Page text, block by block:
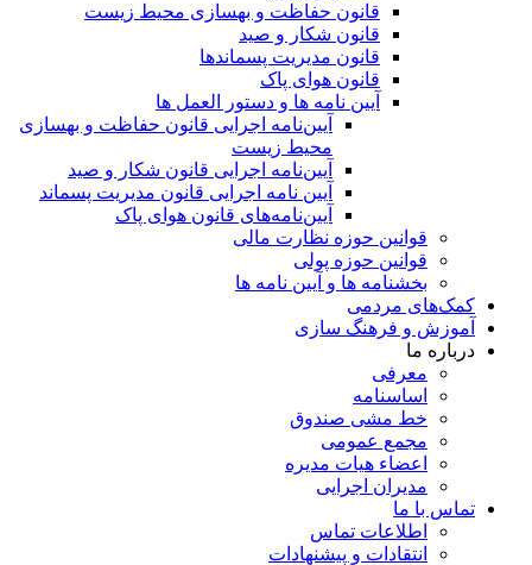
قانون حفاظت و بهسازی محیط زیست
قانون شکار و صید
قانون مدیریت پسماندها
قانون هوای پاک
آیین نامه ها و دستور العمل ها
آیین‌نامه اجرایی قانون حفاظت و بهسازی
محیط زیست
آیین‌نامه اجرایی قانون شکار و صید
آیین نامه اجرایی قانون مدیریت پسماند
آیین‌نامه‌های قانون هوای پاک
قوانین حوزه نظارت مالی
قوانین حوزه پولی
بخشنامه ها و آیین نامه ها
کمک‌های مردمی
آموزش و فرهنگ سازی
درباره ما
معرفی
اساسنامه
خط مشی صندوق
مجمع عمومی
اعضاء هیات مدیره
مدیران اجرایی
تماس با ما
اطلاعات تماس
انتقادات و پیشنهادات